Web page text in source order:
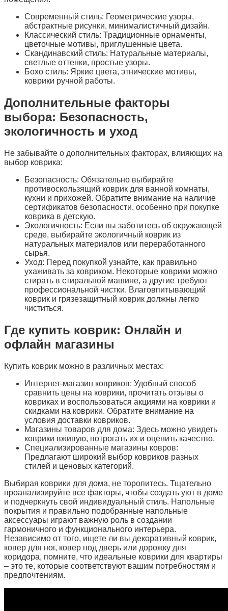
Современный стиль: Геометрические узоры,
абстрактные рисунки, минималистичный дизайн.
Классический стиль: Традиционные орнаменты,
цветочные мотивы, приглушенные цвета.
Скандинавский стиль: Натуральные материалы,
светлые оттенки, простые узоры.
Бохо стиль: Яркие цвета, этнические мотивы,
коврики ручной работы.
Дополнительные факторы
выбора: Безопасность,
экологичность и уход
Не забывайте о дополнительных факторах, влияющих на
выбор коврика:
Безопасность: Обязательно выбирайте
противоскользящий коврик для ванной комнаты,
кухни и прихожей. Обратите внимание на наличие
сертификатов безопасности, особенно при покупке
коврика в детскую.
Экологичность: Если вы заботитесь об окружающей
среде, выбирайте экологичный коврик из
натуральных материалов или переработанного
сырья.
Уход: Перед покупкой узнайте, как правильно
ухаживать за ковриком. Некоторые коврики можно
стирать в стиральной машине, а другие требуют
профессиональной чистки. Влаговпитывающий
коврик и грязезащитный коврик должны легко
чиститься.
Где купить коврик: Онлайн и
офлайн магазины
Купить коврик можно в различных местах:
Интернет-магазин ковриков: Удобный способ
сравнить цены на коврики, прочитать отзывы о
ковриках и воспользоваться акциями на коврики и
скидками на коврики. Обратите внимание на
условия доставки ковриков.
Магазины товаров для дома: Здесь можно увидеть
коврики вживую, потрогать их и оценить качество.
Специализированные магазины ковров:
Предлагают широкий выбор ковриков разных
стилей и ценовых категорий.
Выбирая коврики для дома, не торопитесь. Тщательно
проанализируйте все факторы, чтобы создать уют в доме
и подчеркнуть свой индивидуальный стиль. Напольные
покрытия и правильно подобранные напольные
аксессуары играют важную роль в создании
гармоничного и функционального интерьера.
Независимо от того, ищете ли вы декоративный коврик,
ковер для ног, ковер под дверь или дорожку для
коридора, помните, что идеальные коврики для квартиры
– это те, которые соответствуют вашим потребностям и
предпочтениям.